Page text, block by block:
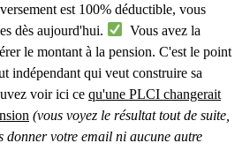
est 100% déductible, vous
dès aujourd'hui.
Vous avez la
le montant à la pension. C'est le point
indépendant qui veut construire sa
voir ici ce qu'une PLCI changerait
(vous voyez le résultat tout de suite,
donner votre email ni aucune autre